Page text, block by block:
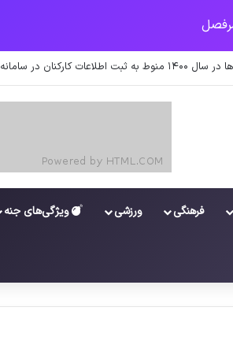
برای واکسن/ آغاز توزیع واکسن از سوی اتحادیه
فرهنگی ورزشی ویژگی‌های جنه